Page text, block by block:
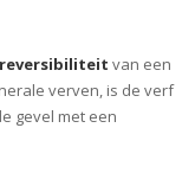
reversibiliteit van een
verven, is de verf
gevel met een